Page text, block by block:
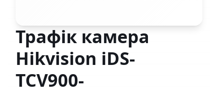
Трафік камера
Hikvision iDS-
TCV900-